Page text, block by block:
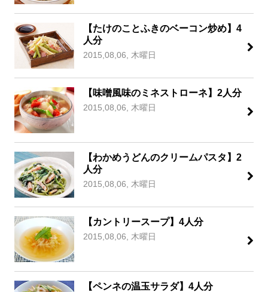
【たけのことふきのベーコン炒め】4
人分
2015,08,06, 木曜日
【味噌風味のミネストローネ】2人分
2015,08,06, 木曜日
【わかめうどんのクリームパスタ】2
人分
2015,08,06, 木曜日
【カントリースープ】4人分
2015,08,06, 木曜日
【ペンネの温玉サラダ】4人分